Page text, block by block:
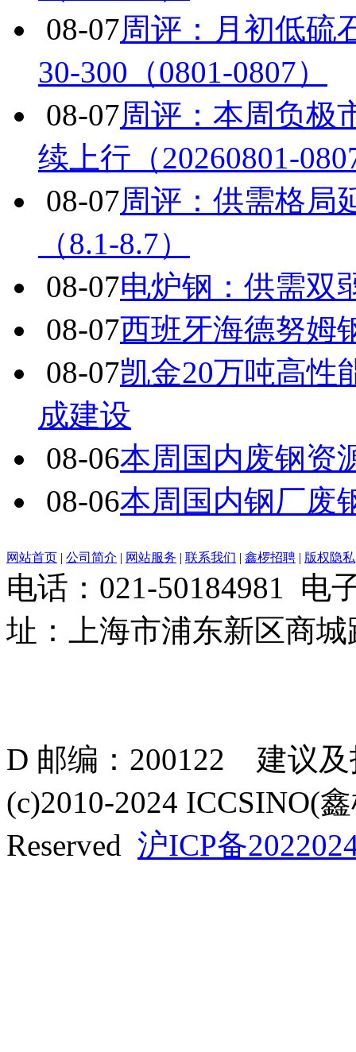
08-07周评：月初低硫
30-300（0801-0807）
08-07周评：本周负极
续上行（20260801-
08-07周评：供需格局
（8.1-8.7）
08-07电炉钢：供需双
08-07西班牙海德努姆
08-07凯金20万吨高性
成建设
08-06本周国内废钢资
08-06本周国内钢厂废
网站首页 | 公司简介 | 网站服务 | 联系我们 | 鑫椤招聘 | 版权隐私
电话：021-50184981 电
址：上海市浦东新区商
D 邮编：200122 建议
(c)2010-2024 ICCSINO(
Reserved 沪ICP备